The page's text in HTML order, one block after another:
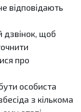
відповідають
дзвінок, щоб
про
особиста
з кількома